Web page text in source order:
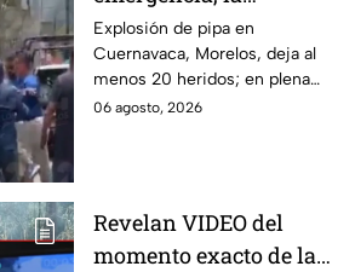
desesperación y el
llanto de un niño;
adultos desatan pelea
tras explosión de pipa
Explosión de pipa en
Cuernavaca, Morelos, deja al
menos 20 heridos; en plena
emergencia, dos hombres
06 agosto, 2026
Revelan VIDEO del
momento exacto de la